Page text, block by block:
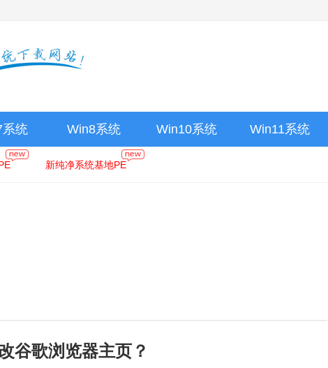
系统 Win8系统 Win10系统 Win11系统
新纯净系统基地PE
谷歌浏览器主页？